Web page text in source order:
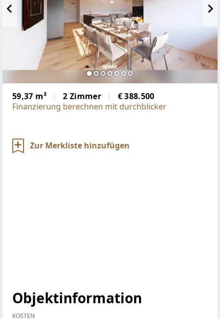
59,37 m² 2 Zimmer
€ 388.500
Finanzierung berechnen mit durchblicker
Zur Merkliste hinzufügen
Objektinformation
KOSTEN